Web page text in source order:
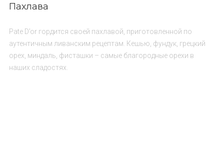
Пахлава
Pate D’or гордится своей пахлавой, приготовленной по
аутентичным ливанским рецептам. Кешью, фундук, грецкий
орех, миндаль, фисташки – самые благородные орехи в
наших сладостях.